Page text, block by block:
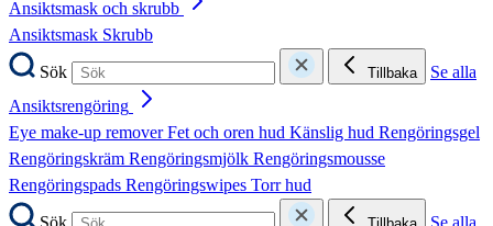
Ansiktsmask och skrubb
Ansiktsmask Skrubb
Sök
Tillbaka
Se alla
Ansiktsrengöring
Eye make-up removerFet och oren hud Känslig hud Rengöringsgel
Rengöringskräm Rengöringsmjölk Rengöringsmousse
Rengöringspads Rengöringswipes Torr hud